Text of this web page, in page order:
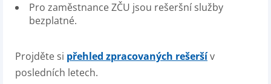
Pro zaměstnance ZČU jsou rešeršní služby
bezplatné.
Projděte si přehled zpracovaných rešeršív
posledních letech.